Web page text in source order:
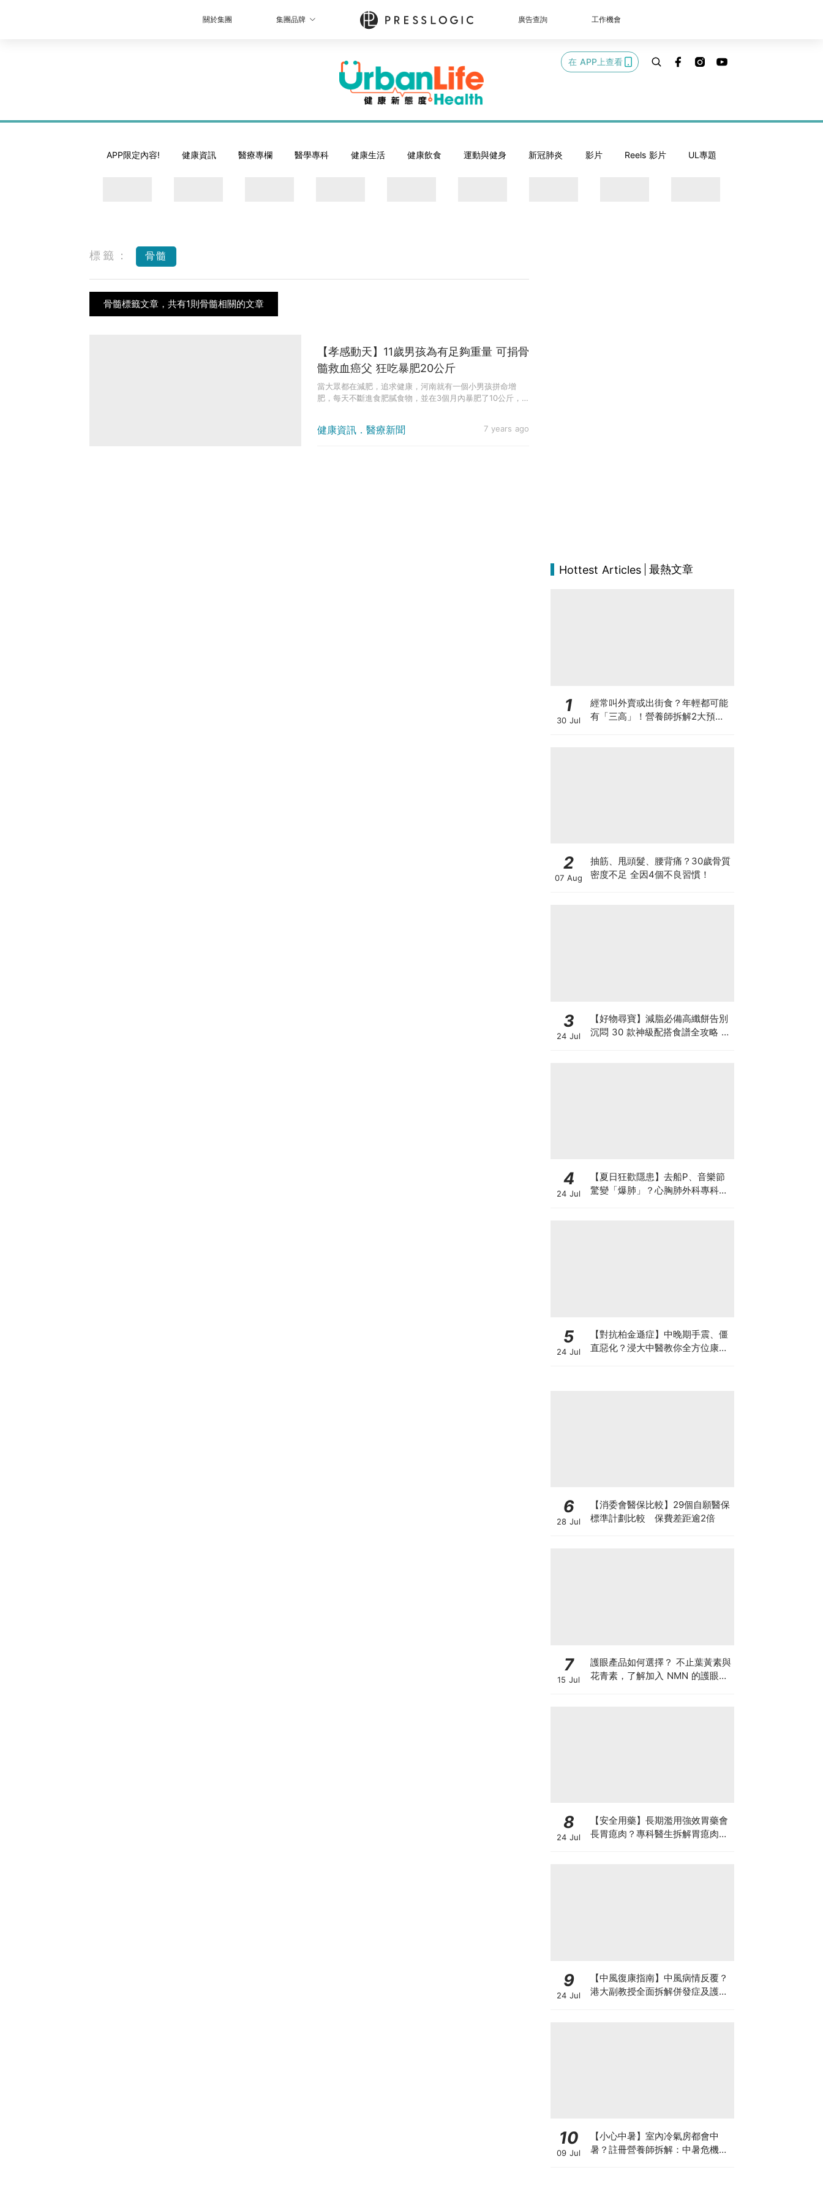
關於集團 集團品牌 廣告查詢 工作機會
在 APP上查看
APP限定內容! 健康資訊 醫療專欄 醫學專科 健康生活 健康飲食 運動與健身 新冠肺炎 影片 Reels 影片 UL專題
標籤： 骨髓
骨髓標籤文章，共有1則骨髓相關的文章
健康資訊．醫療新聞 7 years ago
【孝感動天】11歲男孩為有足夠重量 可捐骨
髓救血癌父 狂吃暴肥20公斤
當大眾都在減肥，追求健康，河南就有一個小男孩拼命增
肥，每天不斷進食肥膩食物，並在3個月內暴肥了10公斤，
Hottest Articles 最熱文章
1
30 Jul
經常叫外賣或出街食？年輕都可能
有「三高」！營養師拆解2大預防
2
07 Aug
抽筋、甩頭髮、腰背痛？30歲骨質
密度不足 全因4個不良習慣！
3
24 Jul
【好物尋寶】減脂必備高纖餅告別
沉悶 30 款神級配搭食譜全攻略 日
4
24 Jul
【夏日狂歡隱患】去船P、音樂節
驚變「爆肺」？心胸肺外科專科醫
5
24 Jul
【對抗柏金遜症】中晚期手震、僵
直惡化？浸大中醫教你全方位康復
6
28 Jul
【消委會醫保比較】29個自願醫保
標準計劃比較 保費差距逾2倍
7
15 Jul
護眼產品如何選擇？ 不止葉黃素與
花青素，了解加入 NMN 的護眼方
8
24 Jul
【安全用藥】長期濫用強效胃藥會
長胃瘜肉？專科醫生拆解胃瘜肉癌
9
24 Jul
【中風復康指南】中風病情反覆？
港大副教授全面拆解併發症及護理
10
09 Jul
【小心中暑】室內冷氣房都會中
暑？註冊營養師拆解：中暑危機及